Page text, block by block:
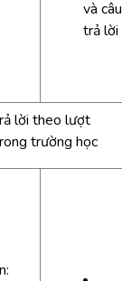
và câu
trả lời
lời theo lượt
trường học